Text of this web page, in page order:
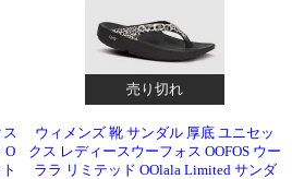
売り切れ
ス
O
ウィメンズ 靴 サンダル 厚底 ユニセッ
クス レディースウーフォス OOFOS ウー
ララ リミテッド OOlala Limited サンダ